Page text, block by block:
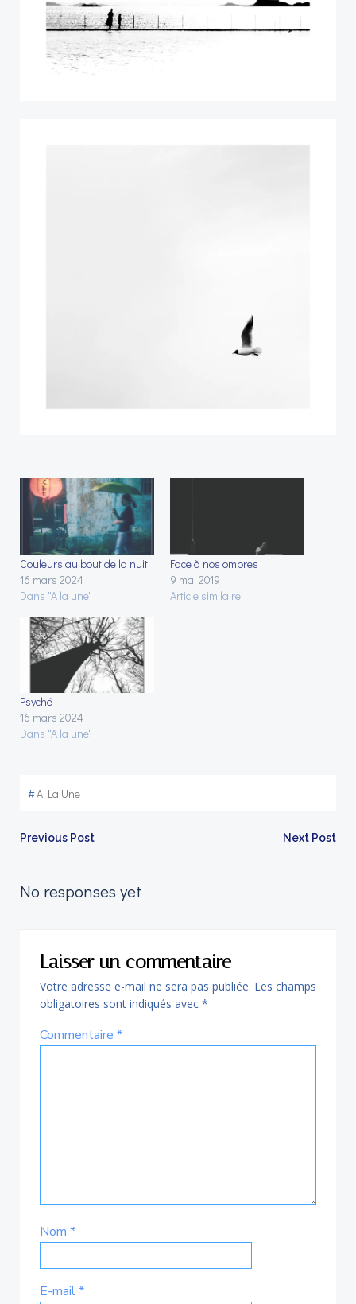
Couleurs au bout de la nuit
16 mars 2024
Dans "A la une"
Face à nos ombres
9 mai 2019
Article similaire
Psyché
16 mars 2024
Dans "A la une"
#A La Une
Navigation
de
Previous Post
Navigation
Next Post
No responses yet
Laisser un commentaire
Votre adresse e-mail ne sera pas publiée. Les champs
obligatoires sont indiqués avec *
Commentaire *
Nom *
E-mail*